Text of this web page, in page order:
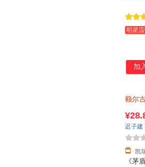
明星
加
额尔
《茅
凯
迟子建